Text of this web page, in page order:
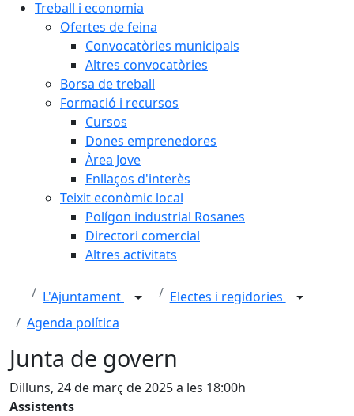
Treball i economia
Ofertes de feina
Convocatòries municipals
Altres convocatòries
Borsa de treball
Formació i recursos
Cursos
Dones emprenedores
Àrea Jove
Enllaços d'interès
Teixit econòmic local
Polígon industrial Rosanes
Directori comercial
Altres activitats
L'Ajuntament
Electes i regidories
Agenda política
Junta de govern
Dilluns, 24 de març de 2025 a les 18:00h
Assistents